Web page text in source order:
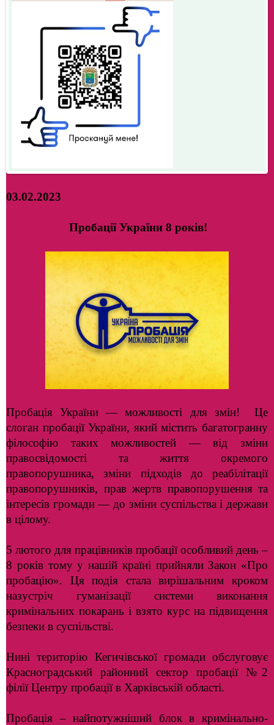
03.02.2023
Пробації України 8 років!
Пробація України — можливості для змін! Це
слоган пробації України, який містить багатогранну
філософію таких можливостей — від зміни
правосвідомості та життя окремого
правопорушника, зміни підходів до реабілітації
правопорушників, прав жертв правопорушення та
інтересів громади — до зміни суспільства і держави
в цілому.
5 лютого для працівників пробації особливий день –
8 років тому у нашій країні прийняли Закон «Про
пробацію». Ця подія стала вирішальним кроком
назустріч гуманізації системи виконання
кримінальних покарань і взято курс на підвищення
безпеки в суспільстві.
Нині територію Кегичівської громади обслуговує
Красноградський районний сектор пробації №2
філії Центру пробації в Харківській області.
Пробація – найпотужніший блок в кримінально-